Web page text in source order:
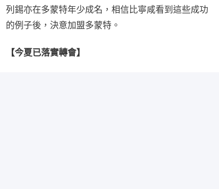
列錫亦在多蒙特年少成名，相信比寧咸看到這些成功
的例子後，決意加盟多蒙特。
【今夏已落實轉會】